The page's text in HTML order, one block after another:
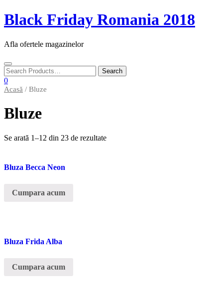
Skip
to
Black Friday Romania 2018
Afla ofertele magazinelor
Toggle
navigation
0
Acasă / Bluze
Bluze
Se arată 1–12 din 23 de rezultate
Bluza Becca Neon
Cumpara acum
Bluza Frida Alba
Cumpara acum